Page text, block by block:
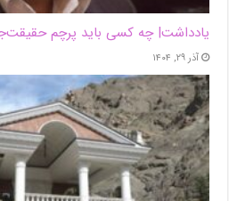
یادداشت| ‌چه کسی باید پرچم
آذر ۲۹, ۱۴۰۴